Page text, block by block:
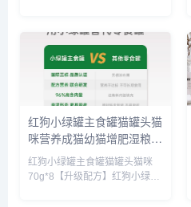
宝藏神裤，自带酷酷的时髦味，
小粗腿救星~采用环保印染工
艺，水洗不掉色，不缩水！...
红狗小绿罐主食罐猫罐头猫
咪营养成猫幼猫增肥湿粮零
食70g*8_宠物/宠物食品及
用品
红狗小绿罐主食罐猫罐头猫咪
70g*8【升级配方】红狗小绿罐